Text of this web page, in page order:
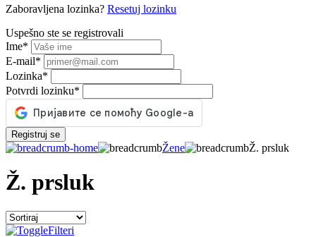
Zaboravljena lozinka? Resetuj lozinku
Uspešno ste se registrovali
Ime*
E-mail*
Lozinka*
Potvrdi lozinku*
Registruj se
Žene Ž. prsluk
Ž. prsluk
Filteri